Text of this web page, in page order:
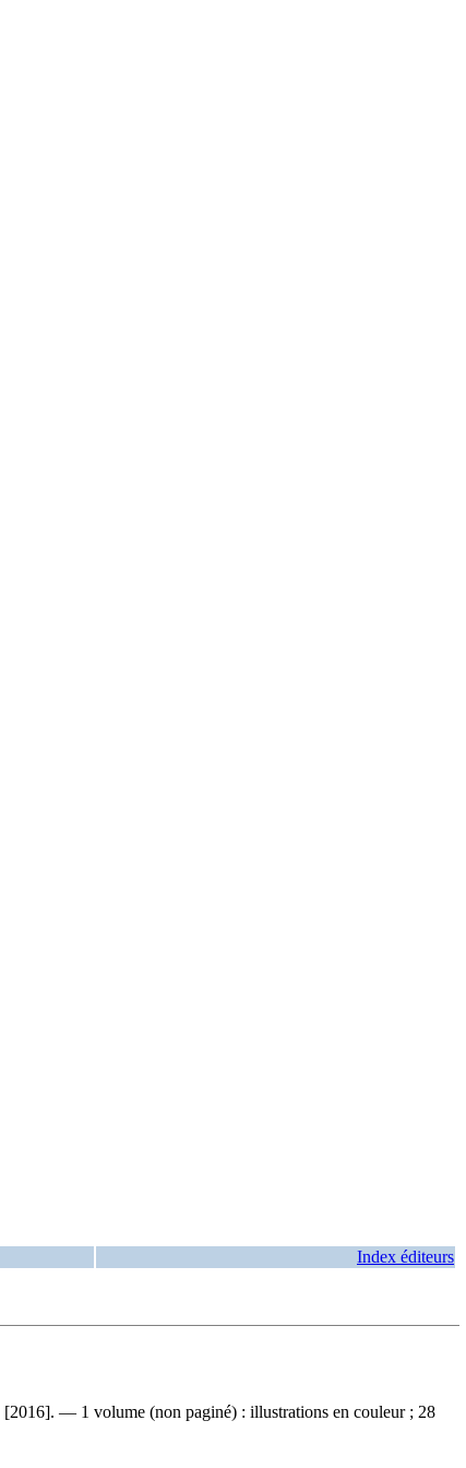
Index éditeurs
— 1 volume (non paginé) : illustrations en couleur ; 28